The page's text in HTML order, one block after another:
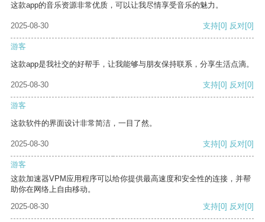
这款app的音乐资源非常优质，可以让我尽情享受音乐的魅力。
2025-08-30 支持[0] 反对[0]
游客
这款app是我社交的好帮手，让我能够与朋友保持联系，分享生活点滴。
2025-08-30 支持[0] 反对[0]
游客
这款软件的界面设计非常简洁，一目了然。
2025-08-30 支持[0] 反对[0]
游客
这款加速器VPM应用程序可以给你提供最高速度和安全性的连接，并帮
助你在网络上自由移动。
2025-08-30
支持[0] 反对[0]